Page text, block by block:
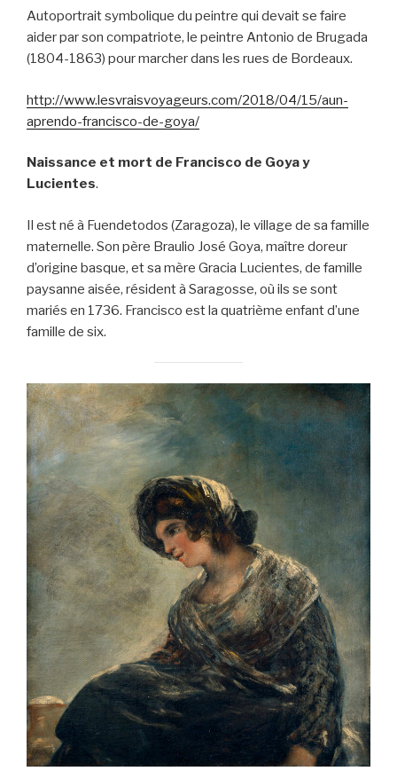
Autoportrait symbolique du peintre qui devait se faire
aider par son compatriote, le peintre Antonio de Brugada
(1804-1863) pour marcher dans les rues de Bordeaux.
http://www.lesvraisvoyageurs.com/2018/04/15/aun-
aprendo-francisco-de-goya/
Naissance et mort de Francisco de Goya y
Lucientes.
Il est né à Fuendetodos (Zaragoza), le village de sa famille
maternelle. Son père Braulio José Goya, maître doreur
d’origine basque, et sa mère Gracia Lucientes, de famille
paysanne aisée, résident à Saragosse, où ils se sont
mariés en 1736. Francisco est la quatrième enfant d’une
famille de six.